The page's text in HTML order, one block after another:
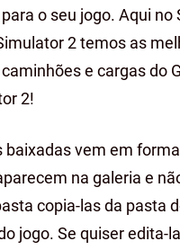
o seu jogo. Aqui no
2 temos as
e cargas do
2!
baixadas vem em
na galeria e
copia-las da pasta
jogo. Se quiser edita-